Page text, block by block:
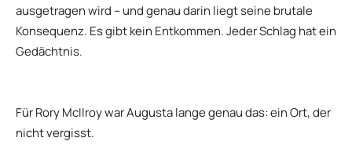
ausgetragen wird – und genau darin liegt seine brutale
Konsequenz. Es gibt kein Entkommen. Jeder Schlag hat ein
Gedächtnis.
Für Rory McIlroy war Augusta lange genau das: ein Ort, der
nicht vergisst.